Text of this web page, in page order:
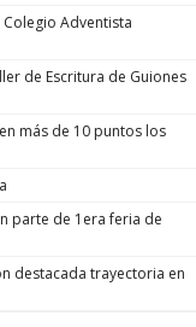
Adventista
de Escritura de Guiones
más de 10 puntos los
parte de 1era feria de
destacada trayectoria en